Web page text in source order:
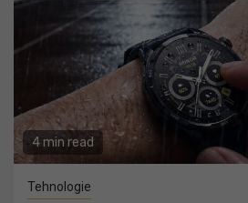
4 min read
Tehnologie